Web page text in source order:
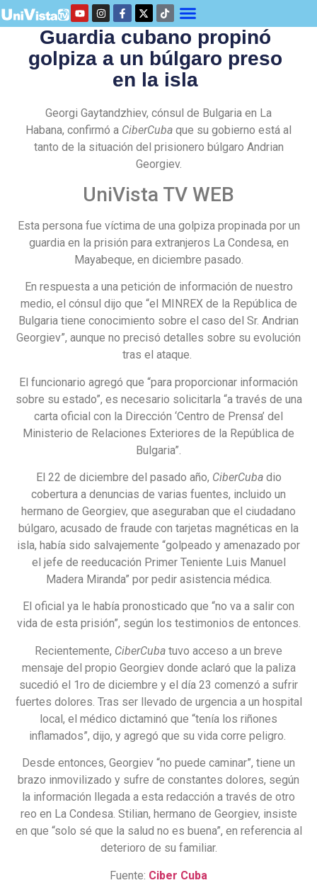
Guardia cubano propinó
golpiza a un búlgaro preso
en la isla
Georgi Gaytandzhiev, cónsul de Bulgaria en La
Habana, confirmó a CiberCuba que su gobierno está al
tanto de la situación del prisionero búlgaro Andrian
Georgiev.
UniVista TV WEB
Esta persona fue víctima de una golpiza propinada por un
guardia en la prisión para extranjeros La Condesa, en
Mayabeque, en diciembre pasado.
En respuesta a una petición de información de nuestro
medio, el cónsul dijo que “el MINREX de la República de
Bulgaria tiene conocimiento sobre el caso del Sr. Andrian
Georgiev”, aunque no precisó detalles sobre su evolución
tras el ataque.
El funcionario agregó que “para proporcionar información
sobre su estado”, es necesario solicitarla “a través de una
carta oficial con la Dirección ‘Centro de Prensa’ del
Ministerio de Relaciones Exteriores de la República de
Bulgaria”.
El 22 de diciembre del pasado año, CiberCubadio
cobertura a denuncias de varias fuentes, incluido un
hermano de Georgiev, que aseguraban que el ciudadano
búlgaro, acusado de fraude con tarjetas magnéticas en la
isla, había sido salvajemente “golpeado y amenazado por
el jefe de reeducación Primer Teniente Luis Manuel
Madera Miranda” por pedir asistencia médica.
El oficial ya le había pronosticado que “no va a salir con
vida de esta prisión”, según los testimonios de entonces.
Recientemente, CiberCuba tuvo acceso a un breve
mensaje del propio Georgiev donde aclaró que la paliza
sucedió el 1ro de diciembre y el día 23 comenzó a sufrir
fuertes dolores. Tras ser llevado de urgencia a un hospital
local, el médico dictaminó que “tenía los riñones
inflamados”, dijo, y agregó que su vida corre peligro.
Desde entonces, Georgiev “no puede caminar”, tiene un
brazo inmovilizado y sufre de constantes dolores, según
la información llegada a esta redacción a través de otro
reo en La Condesa. Stilian, hermano de Georgiev, insiste
en que “solo sé que la salud no es buena”, en referencia al
deterioro de su familiar.
Fuente: Ciber Cuba